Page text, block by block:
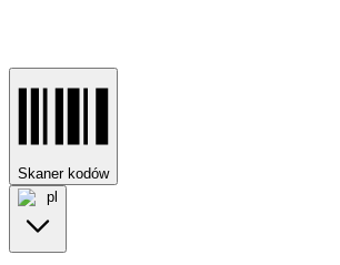
Skaner kodów
pl